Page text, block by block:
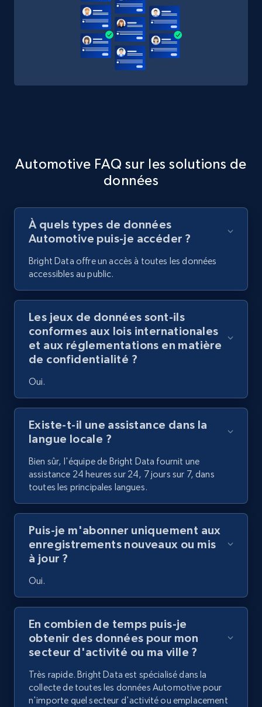
Automotive FAQ sur les solutions de
données
À quels types de données
Automotive puis-je accéder ?
Bright Data offre un accès à toutes les données
accessibles au public.
Les jeux de données sont-ils
conformes aux lois internationales
et aux réglementations en matière
de confidentialité ?
Oui.
Existe-t-il une assistance dans la
langue locale ?
Bien sûr, l'équipe de Bright Data fournit une
assistance 24 heures sur 24, 7 jours sur 7, dans
toutes les principales langues.
Puis-je m'abonner uniquement aux
enregistrements nouveaux ou mis
à jour ?
Oui.
En combien de temps puis-je
obtenir des données pour mon
secteur d'activité ou ma ville ?
Très rapide. Bright Data est spécialisé dans la
collecte de toutes les données Automotive pour
n'importe quel secteur d'activité ou emplacement